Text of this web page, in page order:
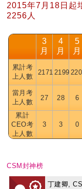
2015年7月18日起
2256 人
3
月
4
月
5
月
累計考
上人數
2171 2199
當月考
上人數
27 28 6
累計
CEO考
上人數
3 3 0
CSM封神榜
丁建卿,